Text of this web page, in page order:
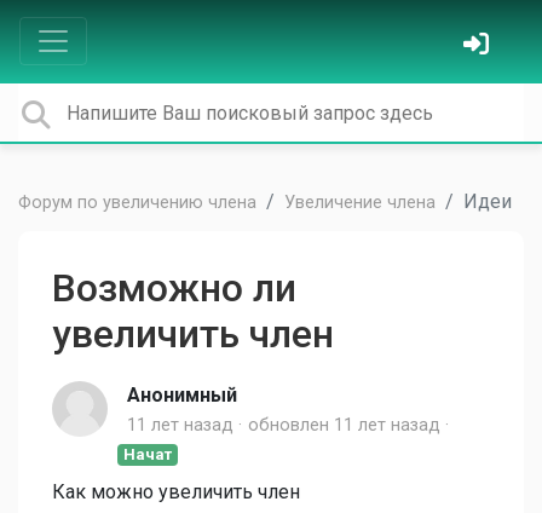
Форум по увеличению члена Увеличение члена Идеи
Возможно ли
увеличить член
Анонимный
11 лет назад обновлен 11 лет назад
Начат
Как можно увеличить член